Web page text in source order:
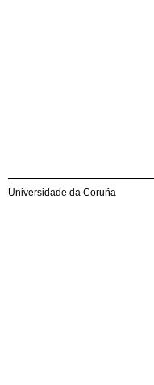
Universidade da Coruña